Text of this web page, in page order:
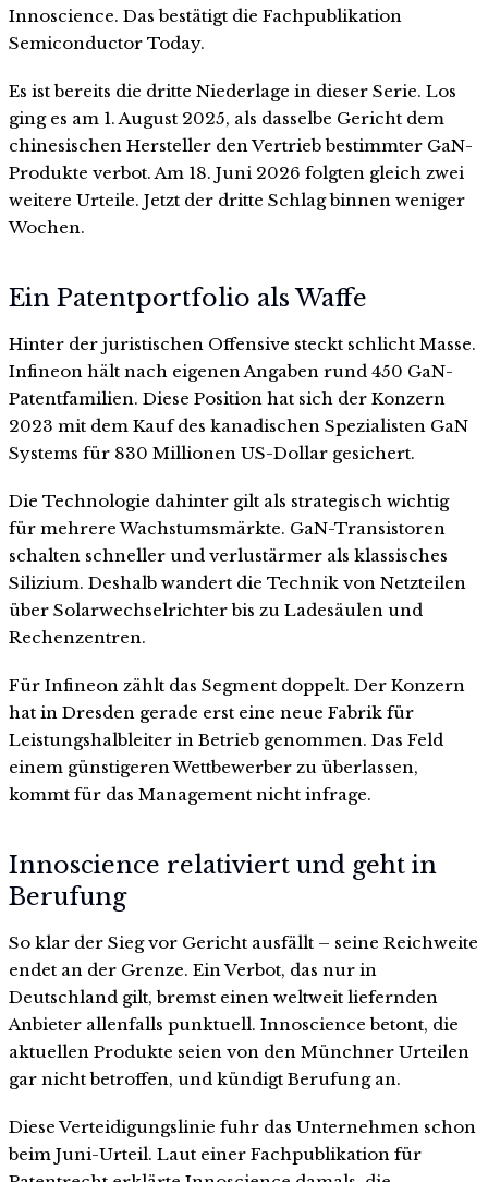
Innoscience. Das bestätigt die Fachpublikation
Semiconductor Today.
Es ist bereits die dritte Niederlage in dieser Serie. Los
ging es am 1. August 2025, als dasselbe Gericht dem
chinesischen Hersteller den Vertrieb bestimmter GaN-
Produkte verbot. Am 18. Juni 2026 folgten gleich zwei
weitere Urteile. Jetzt der dritte Schlag binnen weniger
Wochen.
Ein Patentportfolio als Waffe
Hinter der juristischen Offensive steckt schlicht Masse.
Infineon hält nach eigenen Angaben rund 450 GaN-
Patentfamilien. Diese Position hat sich der Konzern
2023 mit dem Kauf des kanadischen Spezialisten GaN
Systems für 830 Millionen US-Dollar gesichert.
Die Technologie dahinter gilt als strategisch wichtig
für mehrere Wachstumsmärkte. GaN-Transistoren
schalten schneller und verlustärmer als klassisches
Silizium. Deshalb wandert die Technik von Netzteilen
über Solarwechselrichter bis zu Ladesäulen und
Rechenzentren.
Für Infineon zählt das Segment doppelt. Der Konzern
hat in Dresden gerade erst eine neue Fabrik für
Leistungshalbleiter in Betrieb genommen. Das Feld
einem günstigeren Wettbewerber zu überlassen,
kommt für das Management nicht infrage.
Innoscience relativiert und geht in
Berufung
So klar der Sieg vor Gericht ausfällt – seine Reichweite
endet an der Grenze. Ein Verbot, das nur in
Deutschland gilt, bremst einen weltweit liefernden
Anbieter allenfalls punktuell. Innoscience betont, die
aktuellen Produkte seien von den Münchner Urteilen
gar nicht betroffen, und kündigt Berufung an.
Diese Verteidigungslinie fuhr das Unternehmen schon
beim Juni-Urteil. Laut einer Fachpublikation für